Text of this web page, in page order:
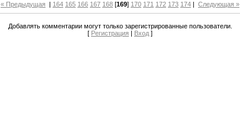
« Предыдущая 164 165 166 167 168 [169] 170 171 172 173 174 Следующая »
Добавлять комментарии могут только зарегистрированные пользователи.
[ Регистрация | Вход ]